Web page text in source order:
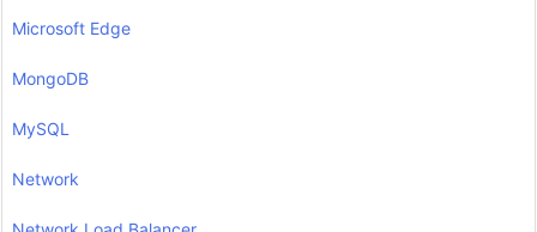
Microsoft Edge
MongoDB
MySQL
Network